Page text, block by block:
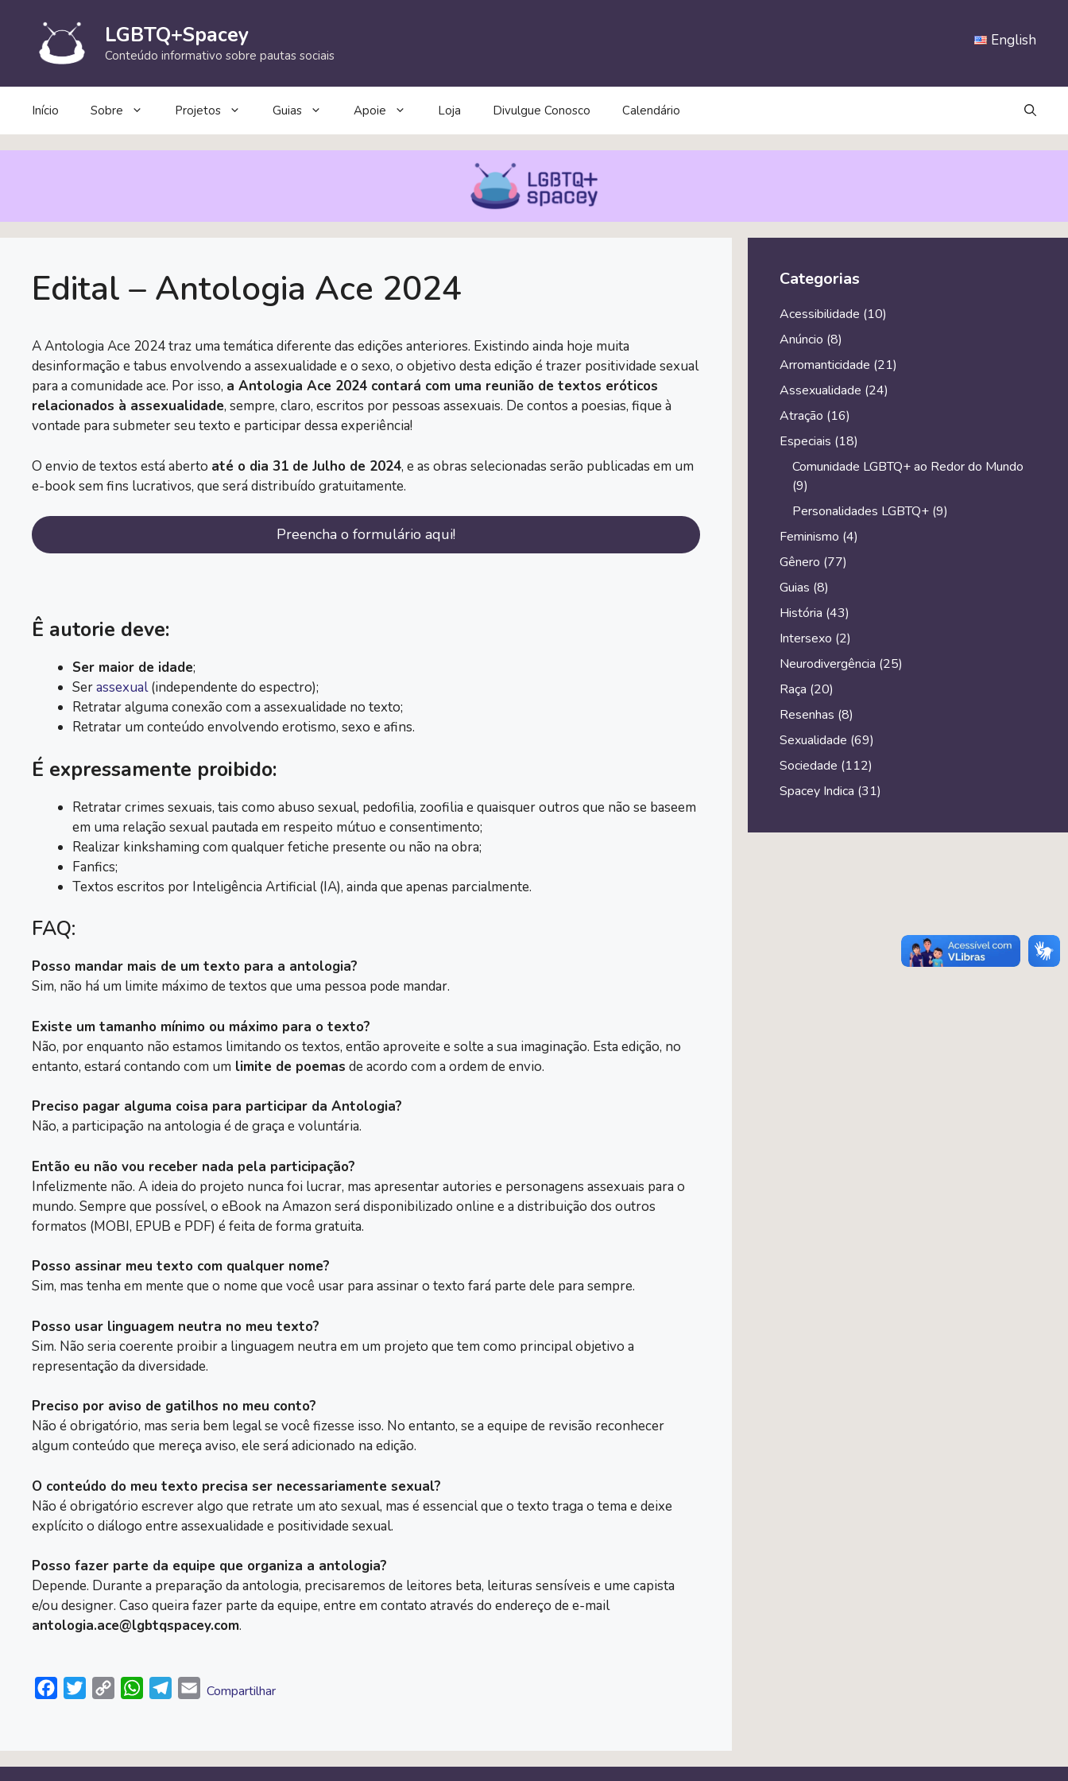
conteúdo
LGBTQ+Spacey
Conteúdo informativo sobre pautas sociais
English
Início Sobre Projetos Guias Apoie Loja Divulgue Conosco Calendário
Edital – Antologia Ace 2024
A Antologia Ace 2024 traz uma temática diferente das edições anteriores. Existindo ainda hoje muita
desinformação e tabus envolvendo a assexualidade e o sexo, o objetivo desta edição é trazer positividade sexual
para a comunidade ace. Por isso, a Antologia Ace 2024 contará com uma reunião de textos eróticos
relacionados à assexualidade, sempre, claro, escritos por pessoas assexuais. De contos a poesias, fique à
vontade para submeter seu texto e participar dessa experiência!
O envio de textos está aberto até o dia 31 de Julho de 2024, e as obras selecionadas serão publicadas em um
e-book sem fins lucrativos, que será distribuído gratuitamente.
Preencha o formulário aqui!
Ê autorie deve:
Ser maior de idade;
Serassexual(independente do espectro);
Retratar alguma conexão com a assexualidade no texto;
Retratar um conteúdo envolvendo erotismo, sexo e afins.
É expressamente proibido:
Retratar crimes sexuais, tais como abuso sexual, pedofilia, zoofilia e quaisquer outros que não se baseem
em uma relação sexual pautada em respeito mútuo e consentimento;
Realizar kinkshaming com qualquer fetiche presente ou não na obra;
Fanfics;
Textos escritos por Inteligência Artificial (IA), ainda que apenas parcialmente.
FAQ:
Posso mandar mais de um texto para a antologia?
Sim, não há um limite máximo de textos que uma pessoa pode mandar.
Existe um tamanho mínimo ou máximo para o texto?
Não, por enquanto não estamos limitando os textos, então aproveite e solte a sua imaginação. Esta edição, no
entanto, estará contando com um limite de poemas de acordo com a ordem de envio.
Preciso pagar alguma coisa para participar da Antologia?
Não, a participação na antologia é de graça e voluntária.
Então eu não vou receber nada pela participação?
Infelizmente não. A ideia do projeto nunca foi lucrar, mas apresentar autories e personagens assexuais para o
mundo. Sempre que possível, o eBook na Amazon será disponibilizado online e a distribuição dos outros
formatos (MOBI, EPUB e PDF) é feita de forma gratuita.
Posso assinar meu texto com qualquer nome?
Sim, mas tenha em mente que o nome que você usar para assinar o texto fará parte dele para sempre.
Posso usar linguagem neutra no meu texto?
Sim. Não seria coerente proibir a linguagem neutra em um projeto que tem como principal objetivo a
representação da diversidade.
Preciso por aviso de gatilhos no meu conto?
Não é obrigatório, mas seria bem legal se você fizesse isso. No entanto, se a equipe de revisão reconhecer
algum conteúdo que mereça aviso, ele será adicionado na edição.
O conteúdo do meu texto precisa ser necessariamente sexual?
Não é obrigatório escrever algo que retrate um ato sexual, mas é essencial que o texto traga o tema e deixe
explícito o diálogo entre assexualidade e positividade sexual.
Posso fazer parte da equipe que organiza a antologia?
Depende. Durante a preparação da antologia, precisaremos de leitores beta, leituras sensíveis e ume capista
e/ou designer. Caso queira fazer parte da equipe, entre em contato através do endereço de e-mail
antologia.ace@lgbtqspacey.com.
e
t
y
W
t
e
E
i
Compartilhar
Categorias
Acessibilidade (10)
Anúncio (8)
Arromanticidade (21)
Assexualidade (24)
Atração (16)
Especiais (18)
Comunidade LGBTQ+ ao Redor do Mundo
(9)
Personalidades LGBTQ+(9)
Feminismo (4)
Gênero (77)
Guias (8)
História (43)
Intersexo (2)
Neurodivergência (25)
Raça (20)
Resenhas (8)
Sexualidade (69)
Sociedade (112)
Spacey Indica (31)